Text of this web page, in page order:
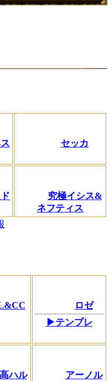
セッカ
究極イシス&
ネフティス
ロゼ
▶テンプレ
ハル アーノル